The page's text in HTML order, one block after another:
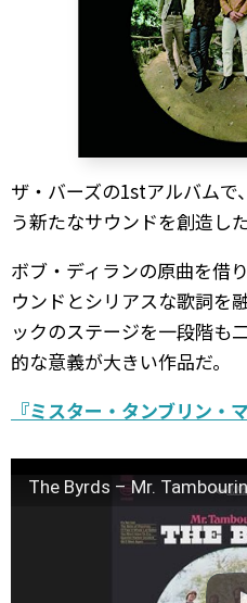
ザ・バーズの1stアルバムで
う新たなサウンドを創造し
ボブ・ディランの原曲を借
ウンドとシリアスな歌詞を
ックのステージを一段階も
的な意義が大きい作品だ。
『ミスター・タンブリン・
The Byrds – Mr.